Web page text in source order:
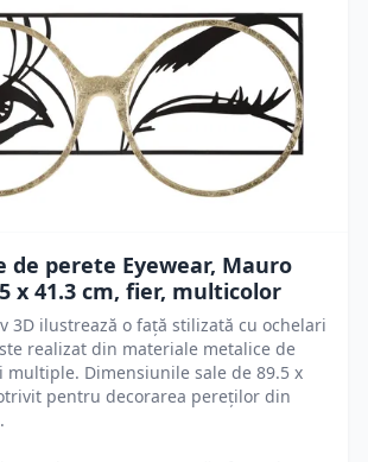
de perete Eyewear, Mauro
x 41.3 cm, fier, multicolor
3D ilustrează o față stilizată cu ochelari
realizat din materiale metalice de
Dimensiunile sale de 89.5 x
pentru decorarea pereților din